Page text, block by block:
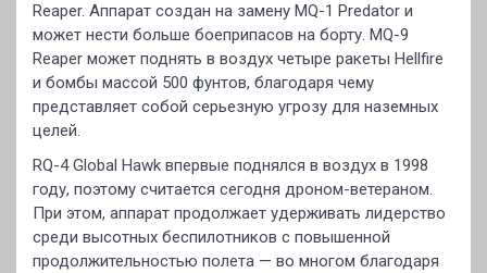
Reaper. Аппарат создан на замену MQ-1 Predator и
может нести больше боеприпасов на борту. MQ-9
Reaper может поднять в воздух четыре ракеты Hellfire
и бомбы массой 500 фунтов, благодаря чему
представляет собой серьезную угрозу для наземных
целей.
RQ-4 Global Hawk впервые поднялся в воздух в 1998
году, поэтому считается сегодня дроном-ветераном.
При этом, аппарат продолжает удерживать лидерство
среди высотных беспилотников с повышенной
продолжительностью полета — во многом благодаря